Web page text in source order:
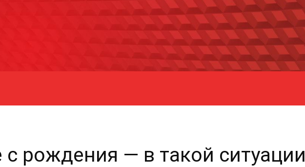
рождения — в такой ситуации